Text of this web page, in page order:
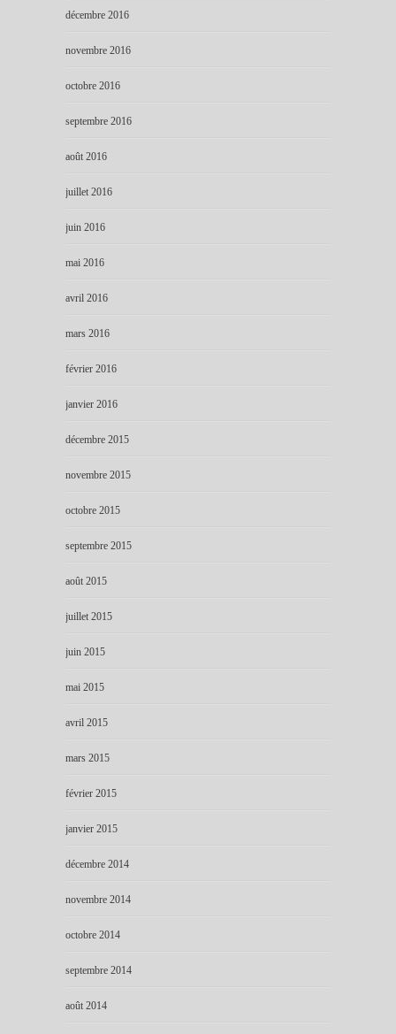
décembre 2016
novembre 2016
octobre 2016
septembre 2016
août 2016
juillet 2016
juin 2016
mai 2016
avril 2016
mars 2016
février 2016
janvier 2016
décembre 2015
novembre 2015
octobre 2015
septembre 2015
août 2015
juillet 2015
juin 2015
mai 2015
avril 2015
mars 2015
février 2015
janvier 2015
décembre 2014
novembre 2014
octobre 2014
septembre 2014
août 2014